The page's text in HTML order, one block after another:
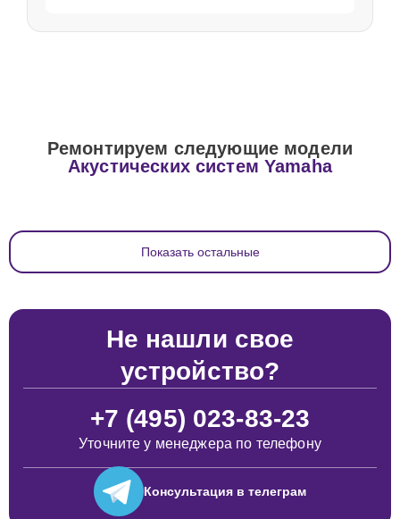
Ремонтируем следующие модели
Акустических систем Yamaha
Показать остальные
Не нашли свое
устройство?
+7 (495) 023-83-23
Уточните у менеджера по телефону
Консультация в телеграм